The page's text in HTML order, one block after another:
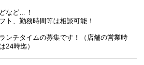
など…！
ト、勤務時間等は相談可能！
ンチタイムの募集です！（店舗の営業時
24時迄）